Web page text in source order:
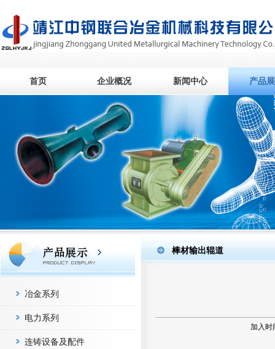
首页 企业概况 新闻中心 产品
冶金系列
电力系列
连铸设备及配件
棒材输出辊道
加入